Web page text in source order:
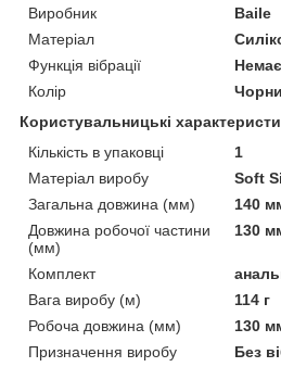
Виробник
Baile
Матеріал
Функція вібрації
Немає
Колір
Користувальницькі
Кількість в упаковці
1
Матеріал виробу
Soft
Загальна довжина (мм)
140
Довжина робочої частини
(мм)
130
Комплект
Вага виробу (м)
114 г
Робоча довжина (мм)
130
Призначення виробу
Без